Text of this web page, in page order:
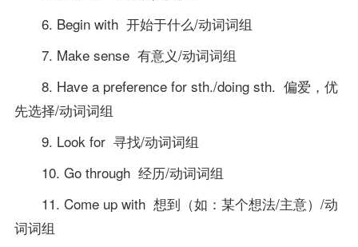
6. Begin with 开始于什么/动词词组
7. Make sense 有意义/动词词组
8. Have a preference for sth./doing sth. 偏爱，优
先选择/动词词组
9. Look for 寻找/动词词组
10. Go through 经历/动词词组
11. Come up with 想到（如：某个想法/主意）/动
词词组